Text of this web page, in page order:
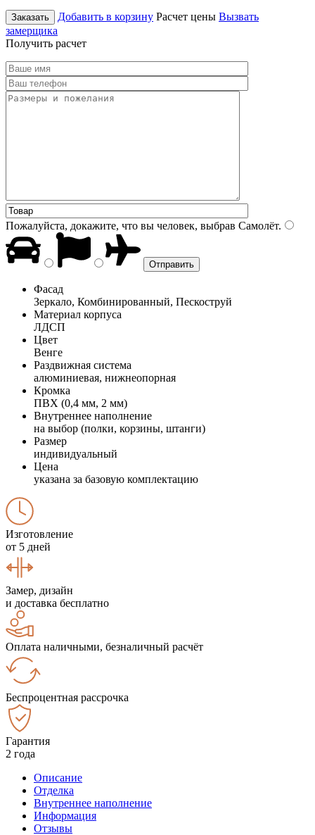
Заказать Добавить в корзину Расчет цены Вызвать
замерщика
Получить расчет
Пожалуйста, докажите, что вы человек, выбрав Самолёт.
Фасад
Зеркало, Комбинированный, Пескоструй
Материал корпуса
ЛДСП
Цвет
Венге
Раздвижная система
алюминиевая, нижнеопорная
Кромка
ПВХ (0,4 мм, 2 мм)
Внутреннее наполнение
на выбор (полки, корзины, штанги)
Размер
индивидуальный
Цена
указана за базовую комплектацию
Изготовление
от 5 дней
Замер, дизайн
и доставка бесплатно
Оплата наличными, безналичный расчёт
Беспроцентная рассрочка
Гарантия
2 года
Описание
Отделка
Внутреннее наполнение
Информация
Отзывы